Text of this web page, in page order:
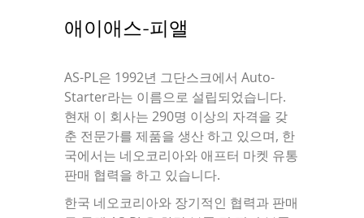
애이애스-피앨
AS-PL은 1992년 그단스크에서 Auto-
Starter라는 이름으로 설립되었습니다.
현재 이 회사는 290명 이상의 자격을 갖
춘 전문가를 제품을 생산 하고 있으며, 한
국에서는 네오코리아와 애프터 마켓 유통
판매 협력을 하고 있습니다.
한국 네오코리아와 장기적인 협력과 판매